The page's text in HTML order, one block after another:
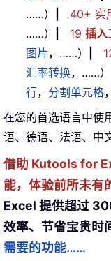
……）
40+ 实
……）
19 插入
图片，……）
汇率转换，……）
行， 分割单元格
在您的首选语言中
语、德语、法语、中
借助 Kutools for
能，体验前所未有
Excel 提供超过
效率、节省宝贵时
需要的功能……